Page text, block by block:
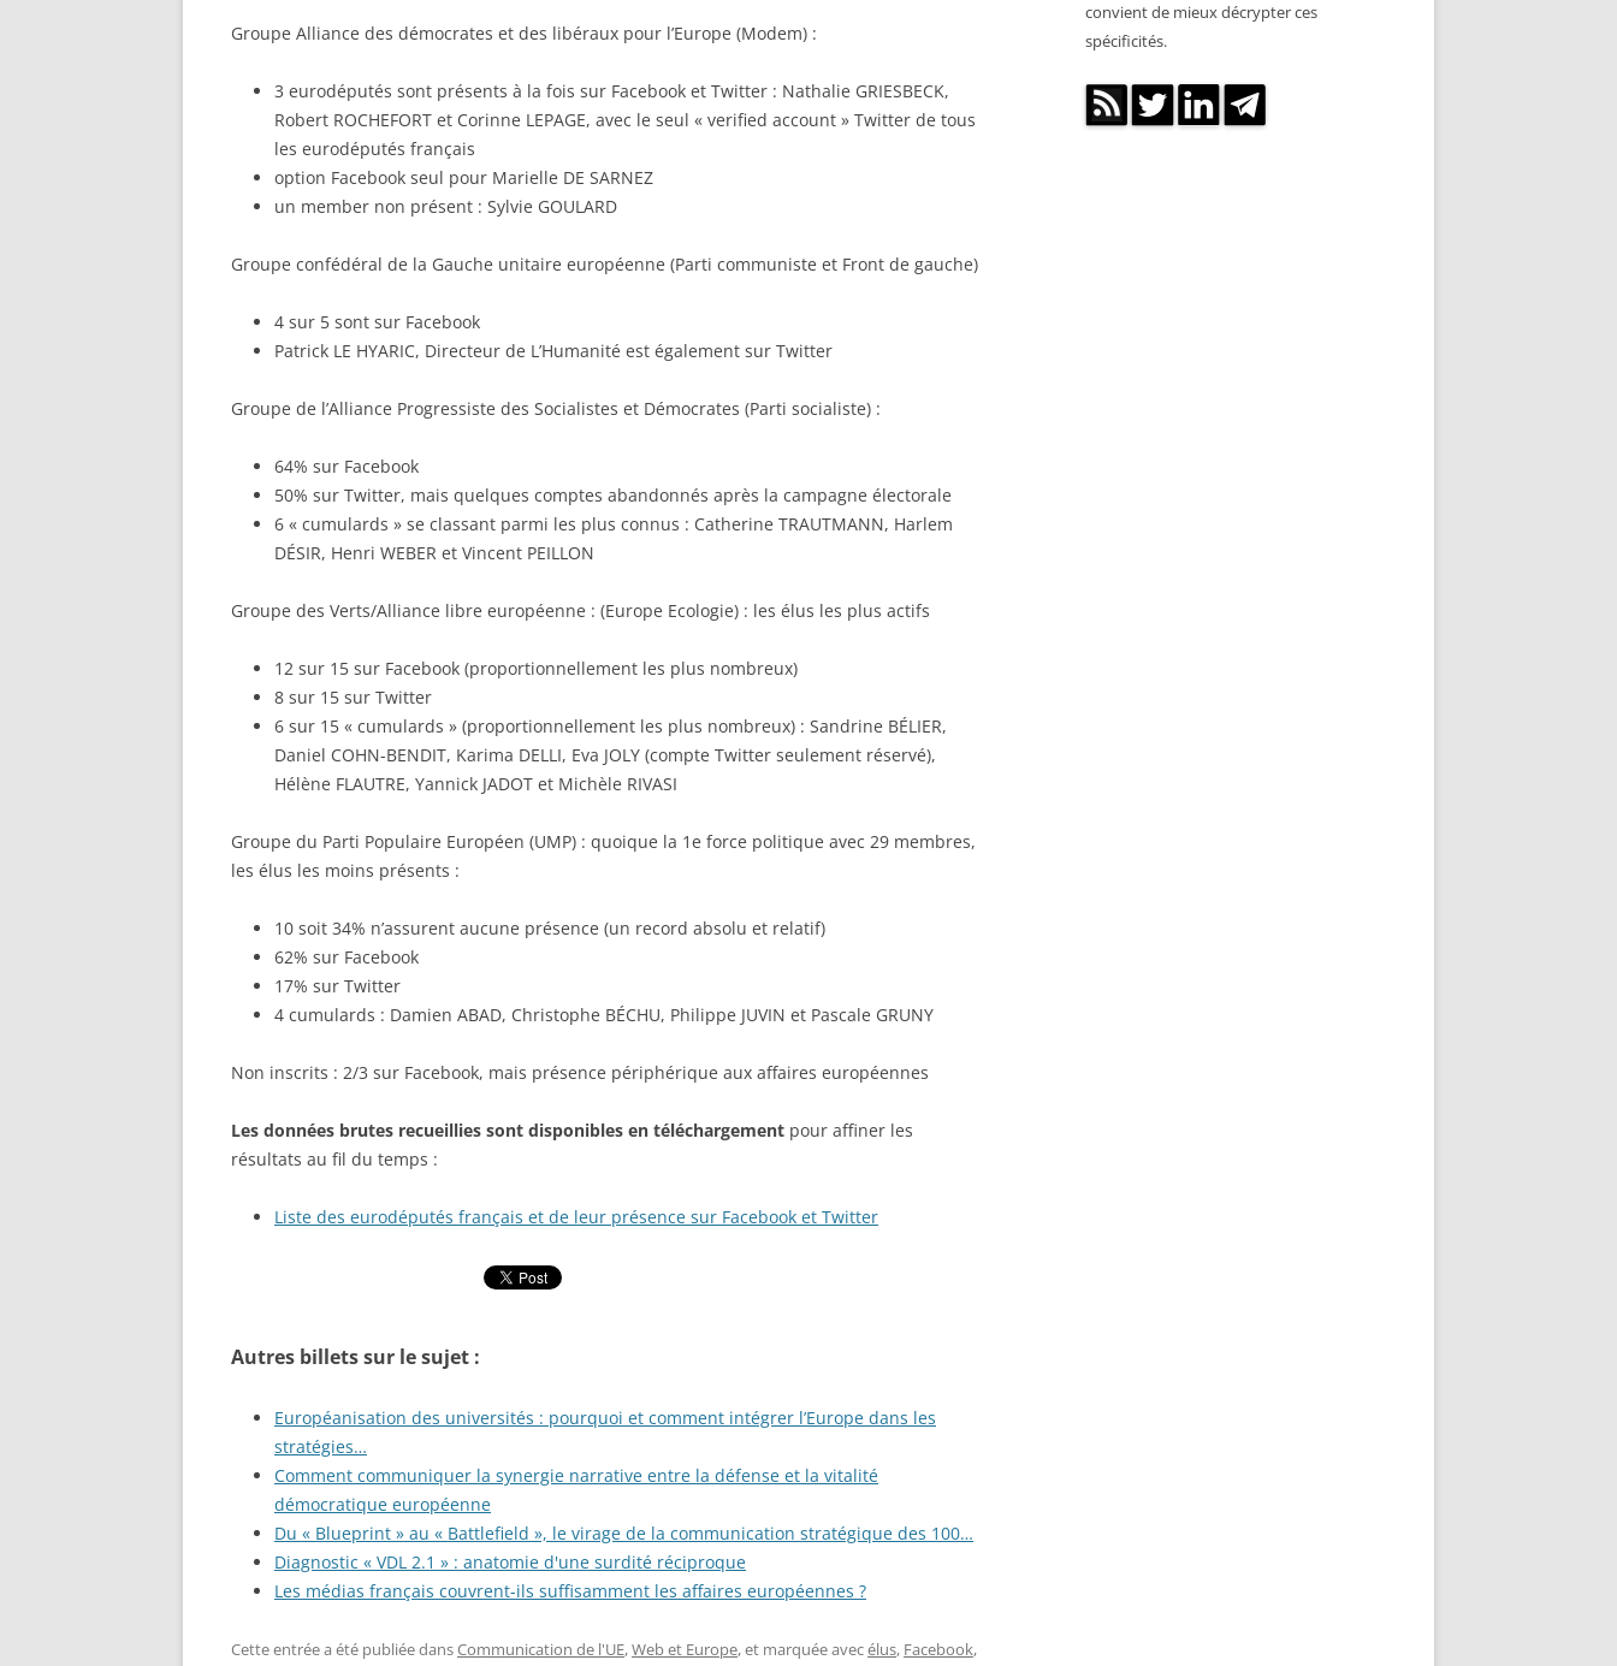
Groupe Alliance des démocrates et des libéraux pour l’Europe (Modem) :
3 eurodéputés sont présents à la fois sur Facebook et Twitter : Nathalie GRIESBECK,
Robert ROCHEFORT et Corinne LEPAGE, avec le seul « verified account » Twitter de tous
les eurodéputés français
option Facebook seul pour Marielle DE SARNEZ
un member non présent : Sylvie GOULARD
Groupe confédéral de la Gauche unitaire européenne (Parti communiste et Front de gauche)
4 sur 5 sont sur Facebook
Patrick LE HYARIC, Directeur de L’Humanité est également sur Twitter
Groupe de l’Alliance Progressiste des Socialistes et Démocrates (Parti socialiste) :
64% sur Facebook
50% sur Twitter, mais quelques comptes abandonnés après la campagne électorale
6 « cumulards » se classant parmi les plus connus : Catherine TRAUTMANN, Harlem
DÉSIR, Henri WEBER et Vincent PEILLON
Groupe des Verts/Alliance libre européenne : (Europe Ecologie) : les élus les plus actifs
12 sur 15 sur Facebook (proportionnellement les plus nombreux)
8 sur 15 sur Twitter
6 sur 15 « cumulards » (proportionnellement les plus nombreux) : Sandrine BÉLIER,
Daniel COHN-BENDIT, Karima DELLI, Eva JOLY (compte Twitter seulement réservé),
Hélène FLAUTRE, Yannick JADOT et Michèle RIVASI
Groupe du Parti Populaire Européen (UMP) : quoique la 1e force politique avec 29 membres,
les élus les moins présents :
10 soit 34% n’assurent aucune présence (un record absolu et relatif)
62% sur Facebook
17% sur Twitter
4 cumulards : Damien ABAD, Christophe BÉCHU, Philippe JUVIN et Pascale GRUNY
Non inscrits : 2/3 sur Facebook, mais présence périphérique aux affaires européennes
Les données brutes recueillies sont disponibles en téléchargement pour affiner les
résultats au fil du temps :
Liste des eurodéputés français et de leur présence sur Facebook et Twitter
Autres billets sur le sujet :
Européanisation des universités : pourquoi et comment intégrer l’Europe dans les
stratégies…
Comment communiquer la synergie narrative entre la défense et la vitalité
démocratique européenne
Du « Blueprint » au « Battlefield », le virage de la communication stratégique des 100…
Diagnostic « VDL 2.1 » : anatomie d'une surdité réciproque
Les médias français couvrent-ils suffisamment les affaires européennes ?
Cette entrée a été publiée dansCommunication de l'UE,Web et Europe, et marquée avecélus, Facebook,
convient de mieux décrypter ces
spécificités.